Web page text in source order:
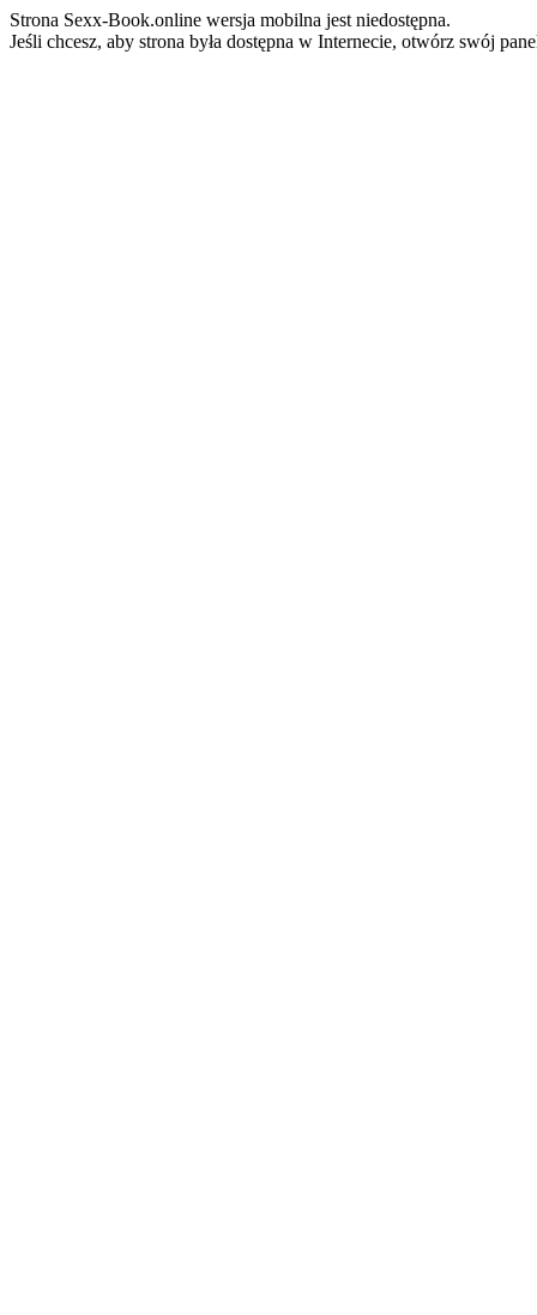
Strona Sexx-Book.online wersja mobilna jest niedostępna.
Jeśli chcesz, aby strona była dostępna w Internecie, otwórz swój